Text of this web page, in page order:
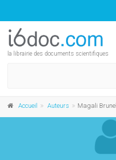
la librairie des documents scientifiques
Accueil Auteurs Magali Brunel